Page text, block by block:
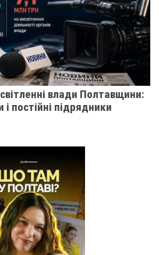
влади Полтавщини:
постійні підрядники